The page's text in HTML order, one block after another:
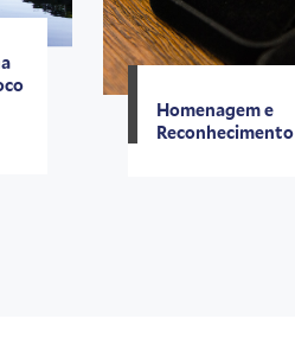
Homenagem e
Reconhecimento